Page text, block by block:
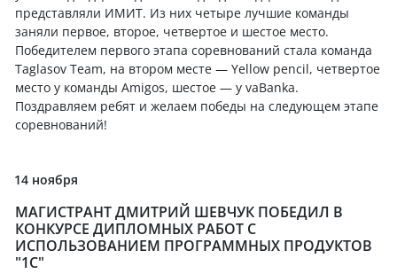
представляли ИМИТ. Из них четыре лучшие команды
заняли первое, второе, четвертое и шестое место.
Победителем первого этапа соревнований стала команда
Taglasov Team, на втором месте — Yellow pencil, четвертое
место у команды Amigos, шестое — у vaBanka.
Поздравляем ребят и желаем победы на следующем этапе
соревнований!
14 ноября
МАГИСТРАНТ ДМИТРИЙ ШЕВЧУК ПОБЕДИЛ В
КОНКУРСЕ ДИПЛОМНЫХ РАБОТ С
ИСПОЛЬЗОВАНИЕМ ПРОГРАММНЫХ ПРОДУКТОВ
"1С"